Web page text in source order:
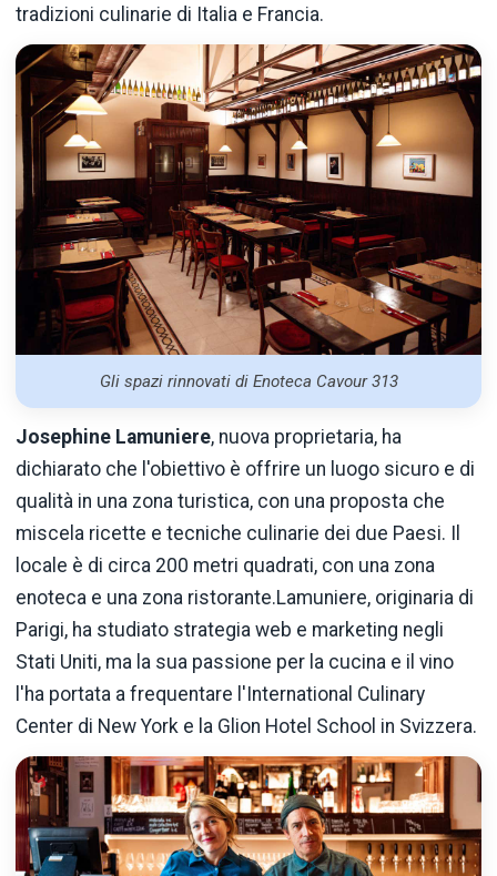
tradizioni culinarie di Italia e Francia.
Gli spazi rinnovati di Enoteca Cavour 313
Josephine Lamuniere, nuova proprietaria, ha
dichiarato che l'obiettivo è offrire un luogo sicuro e di
qualità in una zona turistica, con una proposta che
miscela ricette e tecniche culinarie dei due Paesi. Il
locale è di circa 200 metri quadrati, con una zona
enoteca e una zona ristorante.Lamuniere, originaria di
Parigi, ha studiato strategia web e marketing negli
Stati Uniti, ma la sua passione per la cucina e il vino
l'ha portata a frequentare l'International Culinary
Center di New York e la Glion Hotel School in Svizzera.